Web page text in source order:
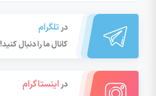
درتلگرام
کانال ما را دنبال کنید!
دراینستاگرام